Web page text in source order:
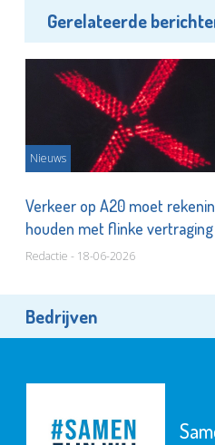
Gerelateerde
Nieuws
Verkeer op A20 moet
houden met flinke vertraging
Redactie - 18-06-2026
Bedrijven